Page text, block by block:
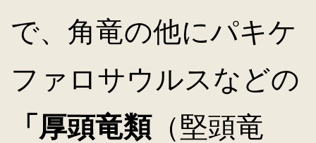
で、角竜の他にパキケ
ファロサウルスなどの
「厚頭竜類（堅頭竜